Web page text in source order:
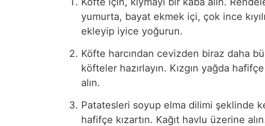
yumurta, bayat ekmek içi, çok ince
ekleyip iyice yoğurun.
Köfte harcından cevizden biraz daha
köfteler hazırlayın. Kızgın yağda
alın.
Patatesleri soyup elma dilimi şeklinde
hafifçe kızartın. Kağıt havlu üzerine